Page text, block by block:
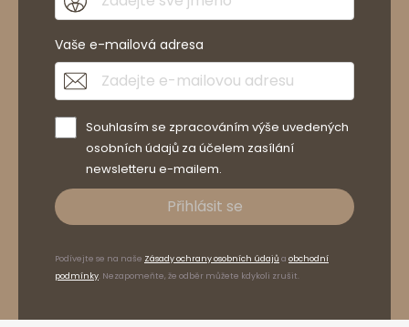
Vaše e-mailová adresa
Souhlasím se zpracováním výše uvedených
osobních údajů za účelem zasílání
newsletteru e-mailem.
Přihlásit se
Podívejte se na naše Zásady ochrany osobních údajů a obchodní
podmínky. Nezapomeňte, že odběr můžete kdykoli zrušit.